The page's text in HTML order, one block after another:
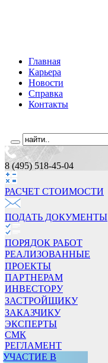
Главная
Карьера
Новости
Справка
Контакты
8 (495) 518-45-04
РАСЧЕТ СТОИМОCТИ
ПОДАТЬ ДОКУМЕНТЫ
ПОРЯДОК РАБОТ
РЕАЛИЗОВАННЫЕ
ПРОЕКТЫ
ПАРТНЕРАМ
ИНВЕСТОРУ
ЗАСТРОЙЩИКУ
ЗАКАЗЧИКУ
ЭКСПЕРТЫ
СМК
РЕГЛАМЕНТ
УЧАСТИЕ В